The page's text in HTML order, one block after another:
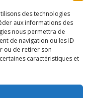
des technologies
aux informations des
nous permettra de
de navigation ou les ID
ou de retirer son
caractéristiques et
(SAACE)
indicateurs